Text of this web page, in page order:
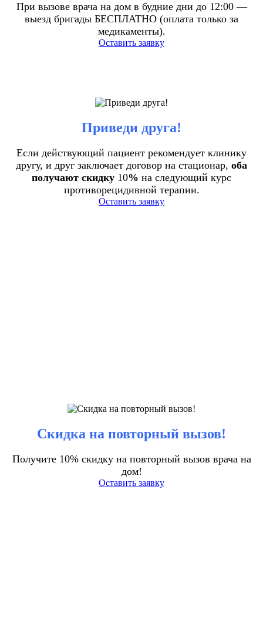
При вызове врача на дом в будние дни до 12:00 —
выезд бригады БЕСПЛАТНО (оплата только за
медикаменты).
Оставить заявку
Приведи друга!
Если действующий пациент рекомендует клинику
другу, и друг заключает договор на стационар, оба
получают скидку 10% на следующий курс
противорецидивной терапии.
Оставить заявку
Скидка на повторный вызов!
Получите 10% скидку на повторный вызов врача на
дом!
Оставить заявку